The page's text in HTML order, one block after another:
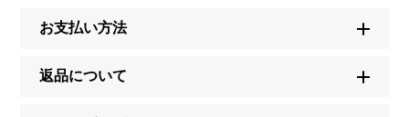
タイプ
お支払い方法
返品について